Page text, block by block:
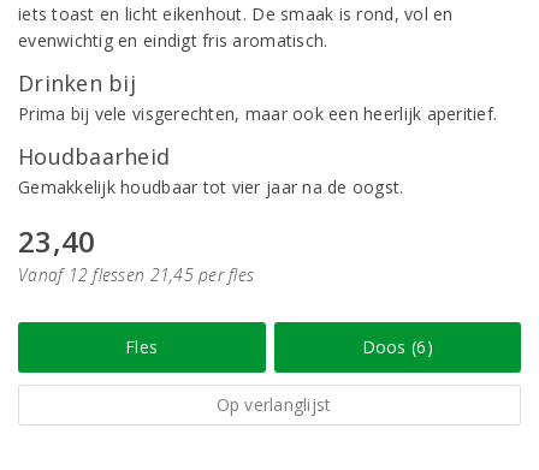
iets toast en licht eikenhout. De smaak is rond, vol en
evenwichtig en eindigt fris aromatisch.
Drinken bij
Prima bij vele visgerechten, maar ook een heerlijk aperitief.
Houdbaarheid
Gemakkelijk houdbaar tot vier jaar na de oogst.
23,40
Vanaf 12 flessen 21,45 per fles
Fles Doos (6)
Op verlanglijst